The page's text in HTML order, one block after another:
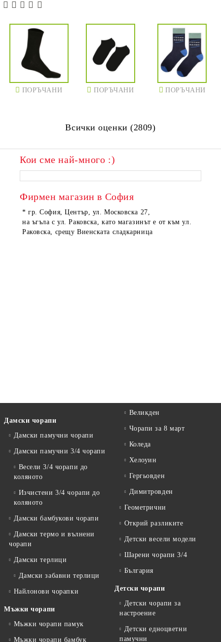
ПОРЪЧАНИ ПОРЪЧАНИ ПОРЪЧАНИ
ПОРЪЧАНИ
Всички оценки (2809)
Кои сме най-много :)
Фирмен магазин в София
* гр. София, Център, ул. Московска 27,
на ъгъла с ул. Раковска, като магазинът е от към ул.
Раковска, срещу Виенската сладкарница
Дамски чорапи
Дамски памучни чорапи
Дамски памучни 3/4 чорапи
Весели 3/4 чорапи до
коляното
Изчистени 3/4 чорапи до
коляното
Дамски бамбукови чорапи
Дамски термо и вълнени
чорапи
Дамски терлици
Дамски забавни терлици
Найлонови чорапки
Мъжки чорапи
Мъжки чорапи памук
Мъжки чорапи бамбук
Великден
Чорапи за 8 март
Коледа
Хелоуин
Гергьовден
Димитровден
Геометрични
Открий разликите
Детски весели модели
Шарени чорапи 3/4
България
Детски чорапи
Детски чорапи за
настроение
Детски едноцветни
памучни